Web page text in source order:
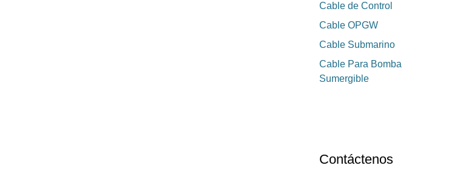
Cable de Control
Cable OPGW
Cable Submarino
Cable Para Bomba
Sumergible
Contáctenos